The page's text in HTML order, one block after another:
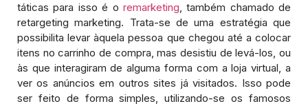
táticas para isso é o remarketing, também chamado de
retargeting marketing. Trata-se de uma estratégia que
possibilita levar àquela pessoa que chegou até a colocar
itens no carrinho de compra, mas desistiu de levá-los, ou
às que interagiram de alguma forma com a loja virtual, a
ver os anúncios em outros sites já visitados. Isso pode
ser feito de forma simples, utilizando-se os famosos